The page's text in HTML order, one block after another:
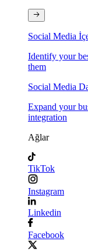
Social Media
Identify your
them
Social Media
Expand your
integration
Ağlar
TikTok
Instagram
Linkedin
Facebook